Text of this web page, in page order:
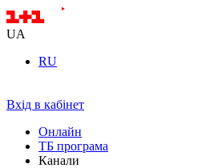
UA
RU
Вхід в кабінет
Онлайн
ТБ програма
Канали